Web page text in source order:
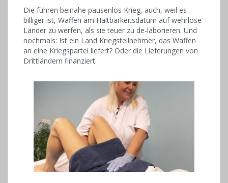
Die führen beinahe pausenlos Krieg, auch, weil es
billiger ist, Waffen am Haltbarkeitsdatum auf wehrlose
Länder zu werfen, als sie teuer zu de-laborieren. Und
nochmals: Ist ein Land Kriegsteilnehmer, das Waffen
an eine Kriegspartei liefert? Oder die Lieferungen von
Drittländern finanziert.